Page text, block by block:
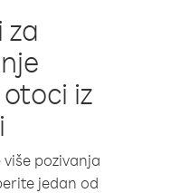
za
iz
pozivanja
jedan od